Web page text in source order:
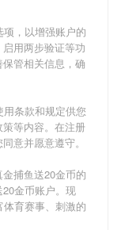
，以增强账户的
用两步验证等功
管相关信息，确
用条款和规定供您
等内容。在注册
意并愿意遵守。
金捕鱼送20金币的
金币账户。现
体育赛事、刺激的